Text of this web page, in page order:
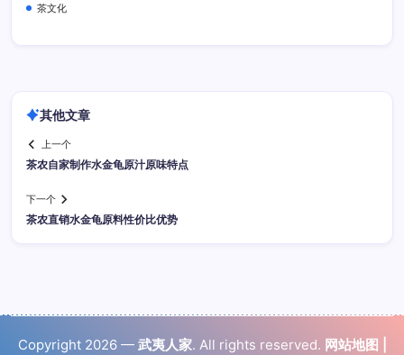
茶文化
其他文章
上一个
茶农自家制作水金龟原汁原味特点
下一个
茶农直销水金龟原料性价比优势
Copyright 2026 — 武夷人家. All rights reserved. 网站地图